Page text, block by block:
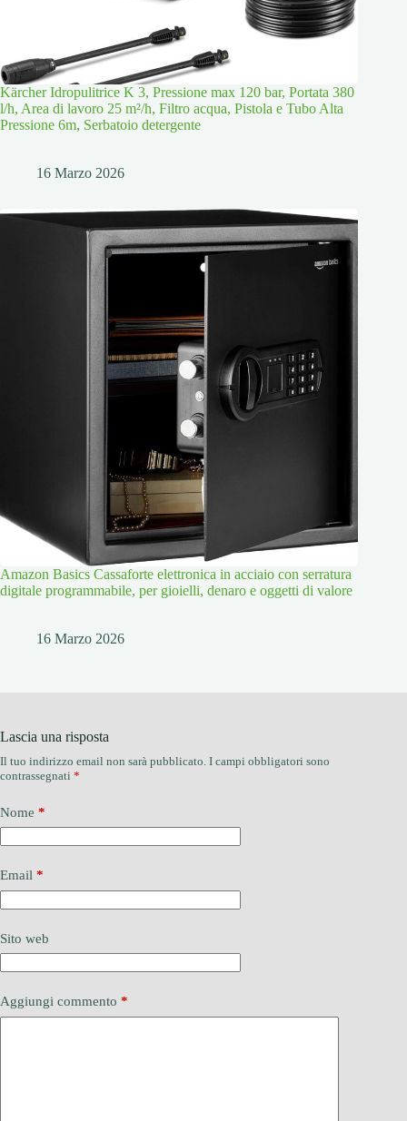
Kärcher Idropulitrice K 3, Pressione max 120 bar, Portata 380
l/h, Area di lavoro 25 m²/h, Filtro acqua, Pistola e Tubo Alta
Pressione 6m, Serbatoio detergente
16 Marzo 2026
Amazon Basics Cassaforte elettronica in acciaio con serratura
digitale programmabile, per gioielli, denaro e oggetti di valore
16 Marzo 2026
Lascia una risposta
Il tuo indirizzo email non sarà pubblicato. I campi obbligatori sono
contrassegnati *
Nome *
Email *
Sito web
Aggiungi commento *